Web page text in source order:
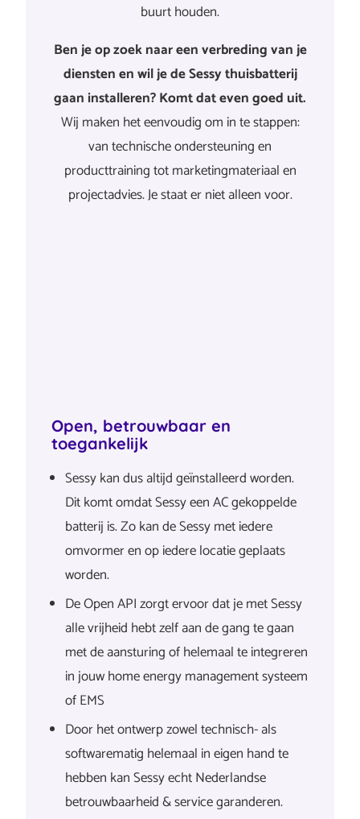
buurt houden.
Ben je op zoek naar een verbreding van je
diensten en wil je de Sessy thuisbatterij
gaan installeren? Komt dat even goed uit.
Wij maken het eenvoudig om in te stappen:
van technische ondersteuning en
producttraining tot marketingmateriaal en
projectadvies. Je staat er niet alleen voor.
Open, betrouwbaar en
toegankelijk
Sessy kan dus altijd geïnstalleerd worden.
Dit komt omdat Sessy een AC gekoppelde
batterij is. Zo kan de Sessy met iedere
omvormer en op iedere locatie geplaats
worden.
De Open API zorgt ervoor dat je met Sessy
alle vrijheid hebt zelf aan de gang te gaan
met de aansturing of helemaal te integreren
in jouw home energy management systeem
of EMS
Door het ontwerp zowel technisch- als
softwarematig helemaal in eigen hand te
hebben kan Sessy echt Nederlandse
betrouwbaarheid & service garanderen.